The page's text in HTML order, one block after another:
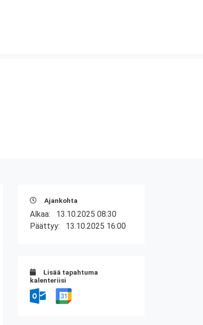
Ajankohta
Alkaa: 13.10.2025 08:30
Päättyy: 13.10.2025 16:00
Lisää tapahtuma
kalenteriisi